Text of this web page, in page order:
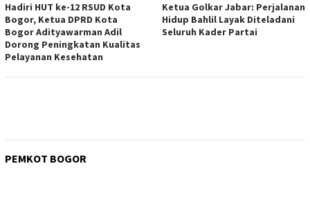
Hadiri HUT ke-12 RSUD Kota
Bogor, Ketua DPRD Kota
Bogor Adityawarman Adil
Dorong Peningkatan Kualitas
Pelayanan Kesehatan
Ketua Golkar Jabar: Perjalanan
Hidup Bahlil Layak Diteladani
Seluruh Kader Partai
PEMKOT BOGOR